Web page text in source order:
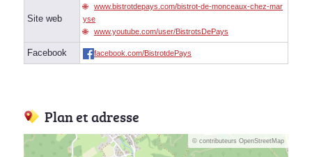
Site web
www.bistrotdepays.com/bistrot-de-monceaux-chez-mar
yse
www.youtube.com/user/BistrotsDePays
Facebook facebook.com/BistrotdePays
Plan et adresse
© contributeurs OpenStreetMap